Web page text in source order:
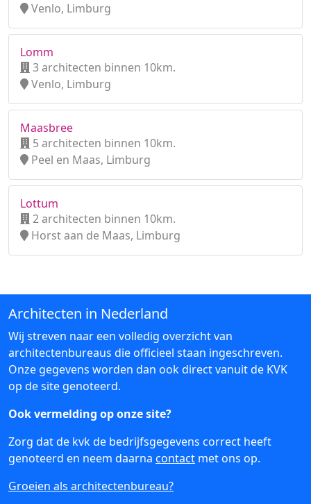
Venlo, Limburg
Lomm
3 architecten binnen 10km.
Venlo, Limburg
Maasbree
5 architecten binnen 10km.
Peel en Maas, Limburg
Lottum
2 architecten binnen 10km.
Horst aan de Maas, Limburg
Architecten in Nederland
Wij streven naar een volledig overzicht van
architectenbureaus die officieel staan ingeschreven.
Onze gegevens worden dan ook direct vanuit de KVK
op de site genoteerd.
Ook vermelding op onze site?
Zorg dat de kvk de bedrijfsgegevens correct heeft
genoteerd en neem daarna contact met ons op.
Groeien als architectenbureau?